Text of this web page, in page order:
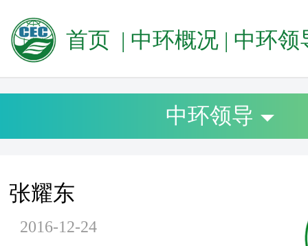
首页 | 中环概况 | 中环领
中环领导
张耀东
2016-12-24